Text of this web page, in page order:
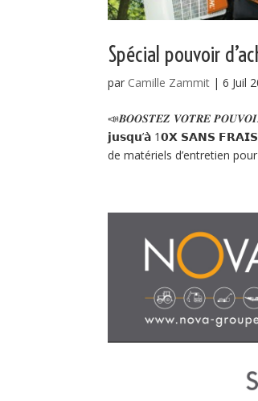
Spécial pouvoir
par Camille Zammit |6 Juil
📣𝑩𝑶𝑶𝑺𝑻𝑬𝒁 𝑽𝑶𝑻𝑹𝑬
𝗷𝘂𝘀𝗾𝘂’𝗮̀ 1𝟬𝗫 𝗦𝗔𝗡𝗦 𝗙𝗥𝗔𝗜𝗦 !
de matériels d’entretien